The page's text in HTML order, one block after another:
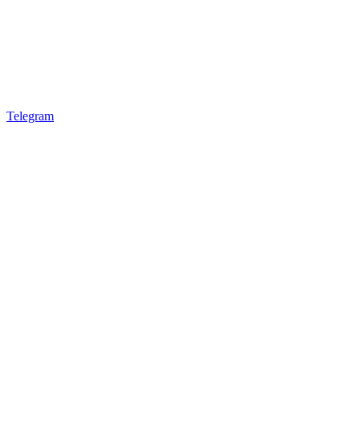
Telegram